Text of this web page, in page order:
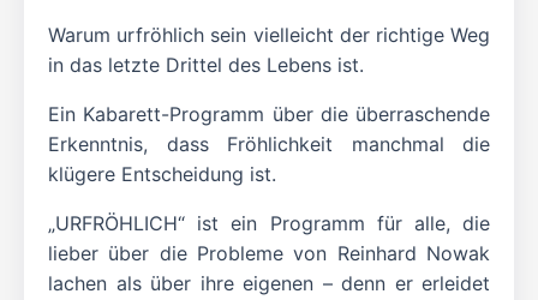
Warum urfröhlich sein vielleicht der richtige Weg
in das letzte Drittel des Lebens ist.
Ein Kabarett-Programm über die überraschende
Erkenntnis, dass Fröhlichkeit manchmal die
klügere Entscheidung ist.
„URFRÖHLICH“ ist ein Programm für alle, die
lieber über die Probleme von Reinhard Nowak
lachen als über ihre eigenen – denn er erleidet